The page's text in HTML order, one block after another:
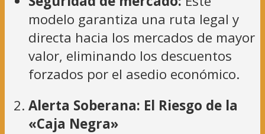
modelo garantiza una ruta legal y
directa hacia los mercados de mayor
valor, eliminando los descuentos
forzados por el asedio económico.
Alerta Soberana: El Riesgo de la
«Caja Negra»